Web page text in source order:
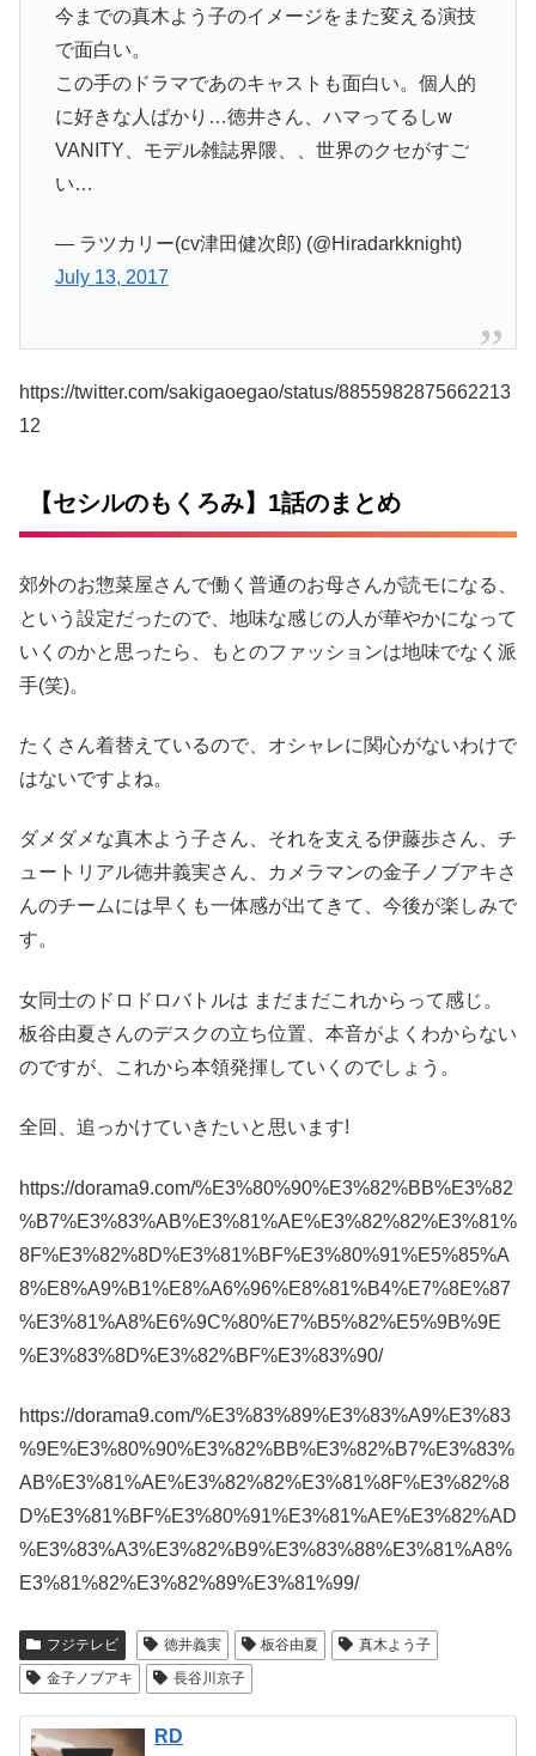
今までの真木よう子のイメージをまた変える演技
で面白い。
この手のドラマであのキャストも面白い。個人的
に好きな人ばかり…徳井さん、ハマってるしw
VANITY、モデル雑誌界隈、、世界のクセがすご
い…
— ラツカリー(cv津田健次郎) (@Hiradarkknight)
July 13, 2017
https://twitter.com/sakigaoegao/status/8855982875662213
12
【セシルのもくろみ】1話のまとめ
郊外のお惣菜屋さんで働く普通のお母さんが読モになる、
という設定だったので、地味な感じの人が華やかになって
いくのかと思ったら、もとのファッションは地味でなく派
手(笑)。
たくさん着替えているので、オシャレに関心がないわけで
はないですよね。
ダメダメな真木よう子さん、それを支える伊藤歩さん、チ
ュートリアル徳井義実さん、カメラマンの金子ノブアキさ
んのチームには早くも一体感が出てきて、今後が楽しみで
す。
女同士のドロドロバトルは まだまだこれからって感じ。
板谷由夏さんのデスクの立ち位置、本音がよくわからない
のですが、これから本領発揮していくのでしょう。
全回、追っかけていきたいと思います!
https://dorama9.com/%E3%80%90%E3%82%BB%E3%82
%B7%E3%83%AB%E3%81%AE%E3%82%82%E3%81%
8F%E3%82%8D%E3%81%BF%E3%80%91%E5%85%A
8%E8%A9%B1%E8%A6%96%E8%81%B4%E7%8E%87
%E3%81%A8%E6%9C%80%E7%B5%82%E5%9B%9E
%E3%83%8D%E3%82%BF%E3%83%90/
https://dorama9.com/%E3%83%89%E3%83%A9%E3%83
%9E%E3%80%90%E3%82%BB%E3%82%B7%E3%83%
AB%E3%81%AE%E3%82%82%E3%81%8F%E3%82%8
D%E3%81%BF%E3%80%91%E3%81%AE%E3%82%AD
%E3%83%A3%E3%82%B9%E3%83%88%E3%81%A8%
E3%81%82%E3%82%89%E3%81%99/
フジテレビ 徳井義実 板谷由夏
真木よう子
金子ノブアキ
長谷川京子
RD